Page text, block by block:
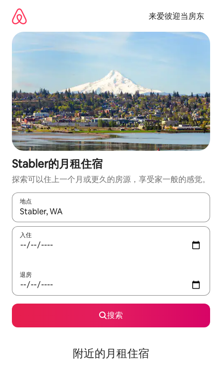
来爱彼迎当房东
Stabler的月租住宿
探索可以住上一个月或更久的房源，享受家一般的感觉。
地点
如有搜索结果，请使用上下方向键查看，或通过点击或滑动手势
入住
退房
搜索
附近的月租住宿